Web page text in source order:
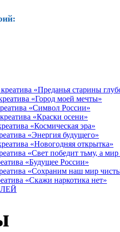
«Преданья старины
«Город моей мечты»
«Символ России»
«Краски осени»
«Космическая эра»
«Энергия будущего»
«Новогодняя открытка»
«Свет победит тьму, а
«Будущее России»
«Сохраним наш мир
«Скажи наркотика нет»